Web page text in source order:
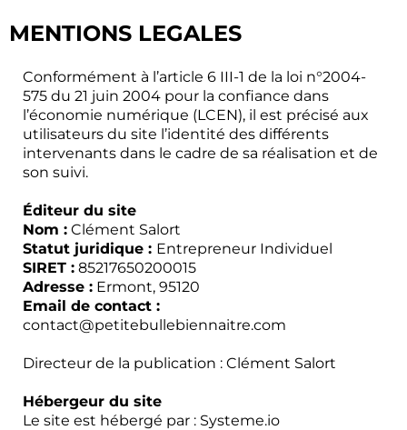
MENTIONS LEGALES
Conformément à l’article 6 III-1 de la loi n°2004-
575 du 21 juin 2004 pour la confiance dans
l’économie numérique (LCEN), il est précisé aux
utilisateurs du site l’identité des différents
intervenants dans le cadre de sa réalisation et de
son suivi.
Éditeur du site
Nom : Clément Salort
Statut juridique : Entrepreneur Individuel
SIRET : 85217650200015
Adresse : Ermont, 95120
Email de contact :
contact@petitebullebiennaitre.com
Directeur de la publication : Clément Salort
Hébergeur du site
Le site est hébergé par : Systeme.io